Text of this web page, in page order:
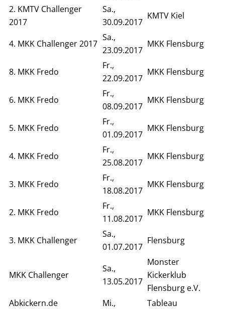
2. KMTV Challenger
2017
Sa.,
30.09.2017
KMTV Kiel
4. MKK Challenger 2017
Sa.,
23.09.2017
MKK Flensburg
8. MKK Fredo
Fr.,
22.09.2017
MKK Flensburg
6. MKK Fredo
Fr.,
08.09.2017
MKK Flensburg
5. MKK Fredo
Fr.,
01.09.2017
MKK Flensburg
4. MKK Fredo
Fr.,
25.08.2017
MKK Flensburg
3. MKK Fredo
Fr.,
18.08.2017
MKK Flensburg
2. MKK Fredo
Fr.,
11.08.2017
MKK Flensburg
3. MKK Challenger
Sa.,
01.07.2017
Flensburg
MKK Challenger
Sa.,
13.05.2017
Monster
Kickerklub
Flensburg e.V.
Abkickern.de
Mi.,
Tableau